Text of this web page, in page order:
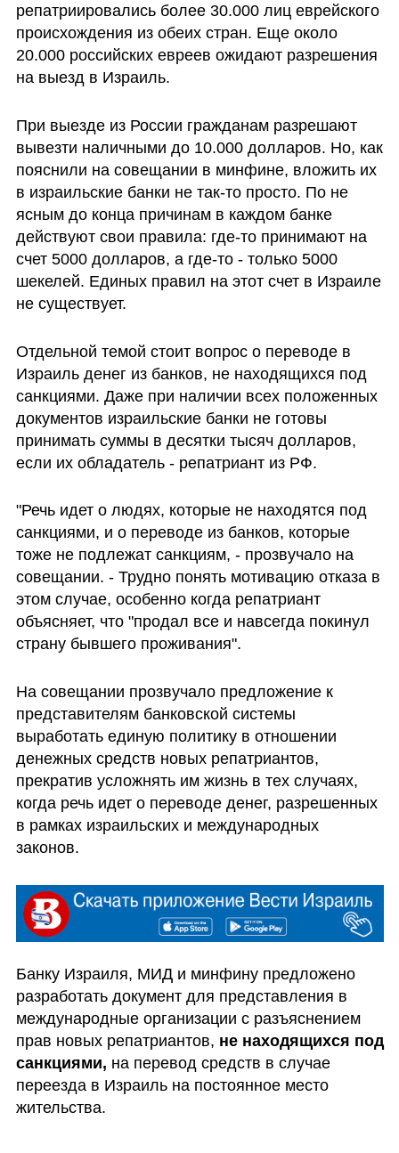
репатриировались более 30.000 лиц еврейского
происхождения из обеих стран. Еще около
20.000 российских евреев ожидают разрешения
на выезд в Израиль.
При выезде из России гражданам разрешают
вывезти наличными до 10.000 долларов. Но, как
пояснили на совещании в минфине, вложить их
в израильские банки не так-то просто. По не
ясным до конца причинам в каждом банке
действуют свои правила: где-то принимают на
счет 5000 долларов, а где-то - только 5000
шекелей. Единых правил на этот счет в Израиле
не существует.
Отдельной темой стоит вопрос о переводе в
Израиль денег из банков, не находящихся под
санкциями. Даже при наличии всех положенных
документов израильские банки не готовы
принимать суммы в десятки тысяч долларов,
если их обладатель - репатриант из РФ.
"Речь идет о людях, которые не находятся под
санкциями, и о переводе из банков, которые
тоже не подлежат санкциям, - прозвучало на
совещании. - Трудно понять мотивацию отказа в
этом случае, особенно когда репатриант
объясняет, что "продал все и навсегда покинул
страну бывшего проживания".
На совещании прозвучало предложение к
представителям банковской системы
выработать единую политику в отношении
денежных средств новых репатриантов,
прекратив усложнять им жизнь в тех случаях,
когда речь идет о переводе денег, разрешенных
в рамках израильских и международных
законов.
Банку Израиля, МИД и минфину предложено
разработать документ для представления в
международные организации с разъяснением
прав новых репатриантов, не находящихся под
санкциями, на перевод средств в случае
переезда в Израиль на постоянное место
жительства.